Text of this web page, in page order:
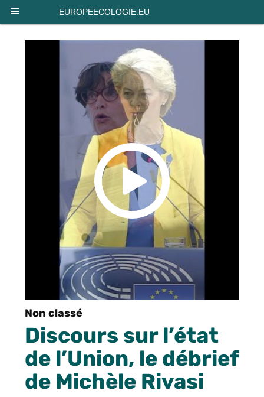
EUROPEECOLOGIE.EU
Non classé
Discours sur l’état
de l’Union, le débrief
de Michèle Rivasi